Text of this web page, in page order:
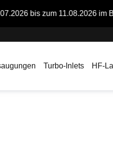
11.08.2026 im
Turbo-Inlets HF-